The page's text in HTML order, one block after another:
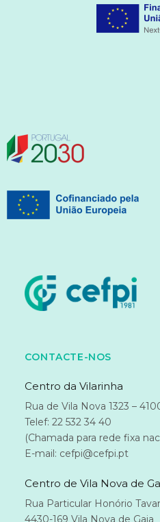
CONTACTE-NOS
Centro da Vilarinha
Rua de Vila Nova 1323 –
Telef: 22 532 34 40
(Chamada para rede fixa
E-mail: cefpi@cefpi.pt
Centro de Vila Nova de
Rua Particular Honório
4430-169 Vila Nova de Gaia